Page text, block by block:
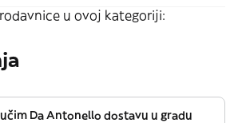
u ovoj kategoriji:
Da Antonello dostavu u gradu